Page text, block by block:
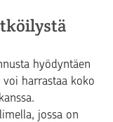
hyödyntäen
harrastaa koko
jossa on